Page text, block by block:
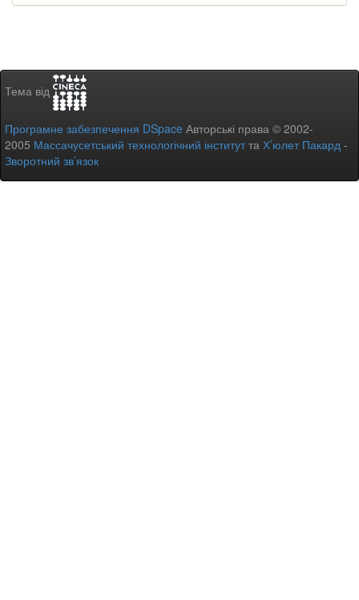
Тема від
Програмне забезпечення DSpace Авторські права © 2002-
2005 Массачусетський технологічний інститутта Х’юлет Пакард -
Зворотний зв’язок